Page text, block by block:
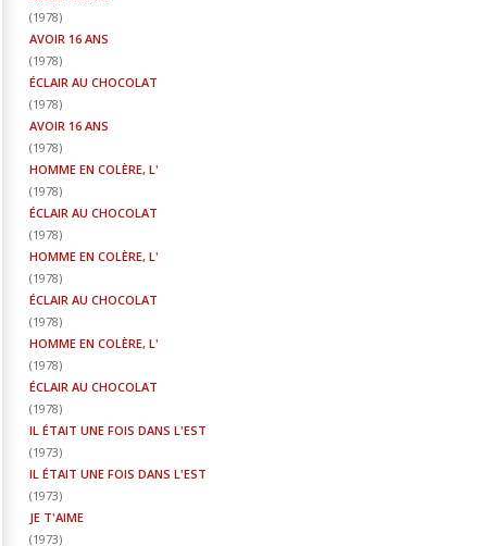
(1978)
AVOIR 16 ANS
(1978)
ÉCLAIR AU CHOCOLAT
(1978)
AVOIR 16 ANS
(1978)
HOMME EN COLÈRE, L'
(1978)
ÉCLAIR AU CHOCOLAT
(1978)
HOMME EN COLÈRE, L'
(1978)
ÉCLAIR AU CHOCOLAT
(1978)
HOMME EN COLÈRE, L'
(1978)
ÉCLAIR AU CHOCOLAT
(1978)
IL ÉTAIT UNE FOIS DANS L'EST
(1973)
IL ÉTAIT UNE FOIS DANS L'EST
(1973)
JE T'AIME
(1973)